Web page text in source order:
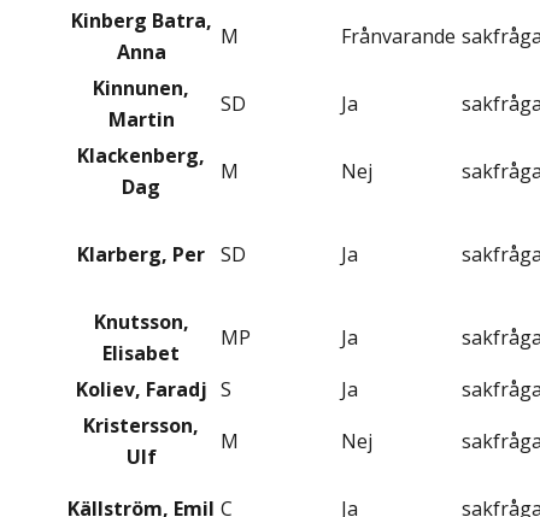
Kinberg Batra,
Anna
M Frånvarande
Kinnunen,
Martin
SD Ja
Klackenberg,
Dag
M Nej
Klarberg, Per SD Ja
Knutsson,
Elisabet
MP Ja
Koliev, Faradj S Ja
Kristersson,
Ulf
M Nej
Källström, Emil C Ja